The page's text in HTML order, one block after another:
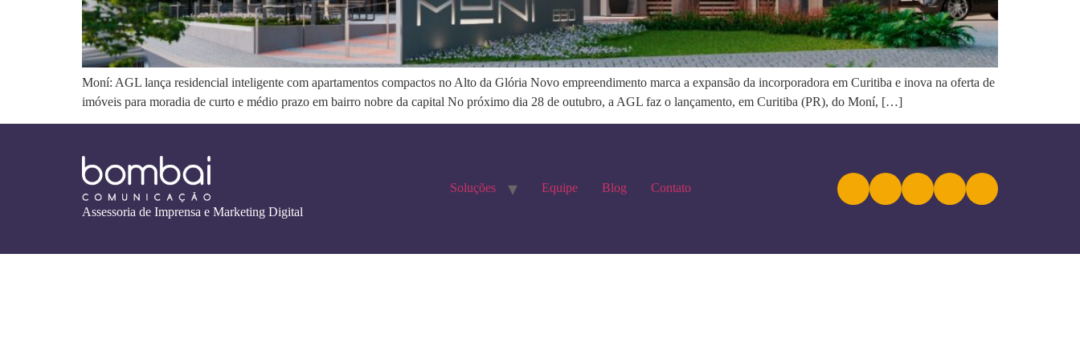
Moní: AGL lança residencial inteligente com apartamentos compactos no Alto da Glória Novo empreendimento marca a expansão da incorporadora em Curitiba e inova na oferta de
imóveis para moradia de curto e médio prazo em bairro nobre da capital No próximo dia 28 de outubro, a AGL faz o lançamento, em Curitiba (PR), do Moní, […]
Assessoria de Imprensa e Marketing Digital
Soluções Equipe Blog Contato